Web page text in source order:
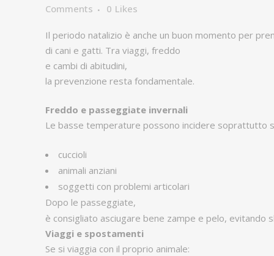
Comments
0 Likes
Il periodo natalizio è anche un buon momento per
di cani e gatti. Tra viaggi, freddo
e cambi di abitudini,
la prevenzione resta fondamentale.
Freddo e passeggiate invernali
Le basse temperature possono incidere soprattutto
cuccioli
animali anziani
soggetti con problemi articolari
Dopo le passeggiate,
è consigliato asciugare bene zampe e pelo, evitando
Viaggi e spostamenti
Se si viaggia con il proprio animale: